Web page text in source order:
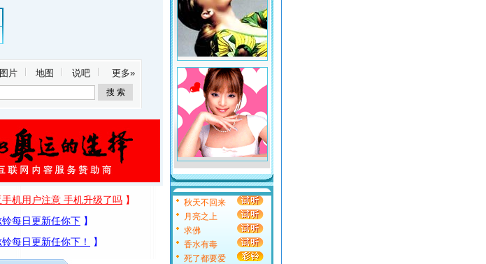
图片 地图 说吧 更多»
秋天不回来
月亮之上
求佛
香水有毒
死了都要爱